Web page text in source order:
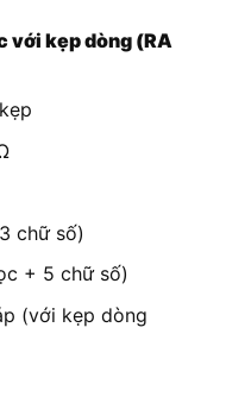
với kẹp dòng (RA
chữ số)
+ 5 chữ số)
(với kẹp dòng